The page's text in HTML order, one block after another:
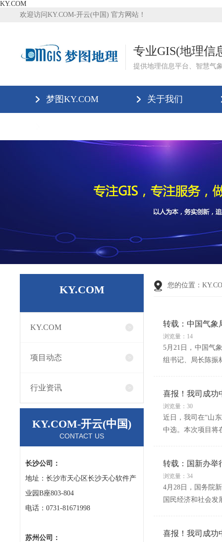
KY.COM
欢迎访问KY.COM-开云(中国) 官方网站！
专业GIS(地理信
提供地理信息平台、智慧气
梦图KY.COM 关于我们
KY.COM
KY.COM
项目动态
行业资讯
KY.COM-开云(中国)
CONTACT US
长沙公司：
地址：长沙市天心区长沙天心软件产
业园B座803-804
电话：0731-81671998
苏州公司：
您的位置：
转载：中国气象
浏览量：14
5月21日，中国气
组书记、局长陈振
喜报！我司成功
浏览量：30
近日，我司在“山
中选。本次项目将
转载：国新办举
浏览量：34
4月28日，国务院
国民经济和社会
喜报！我司成功